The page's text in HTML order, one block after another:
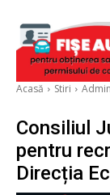
Acasă Stiri
Consiliul
pentru
Direcția